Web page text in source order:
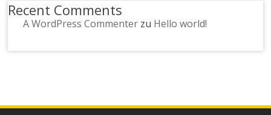
Recent Comments
A WordPress Commenter zu Hello world!